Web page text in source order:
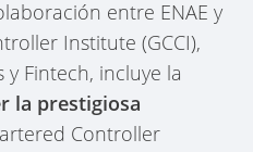
entre ENAE y
Institute (GCCI),
y Fintech, incluye la
la prestigiosa
Controller